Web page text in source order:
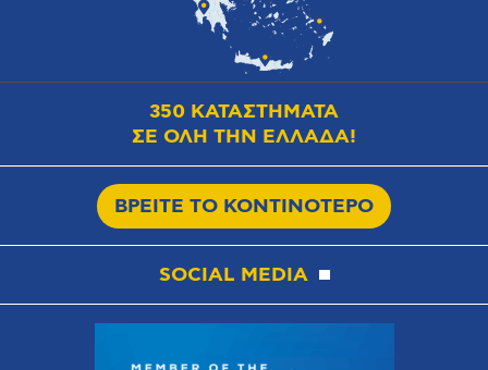
350 ΚΑΤΑΣΤΗΜΑΤΑ
ΣΕ ΟΛΗ ΤΗΝ ΕΛΛΑΔΑ!
ΒΡΕΙΤΕ ΤΟ ΚΟΝΤΙΝΟΤΕΡΟ
SOCIAL MEDIA